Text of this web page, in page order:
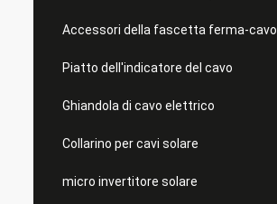
Accessori della fascetta ferma-cavo
Piatto dell'indicatore del cavo
Ghiandola di cavo elettrico
Collarino per cavi solare
micro invertitore solare